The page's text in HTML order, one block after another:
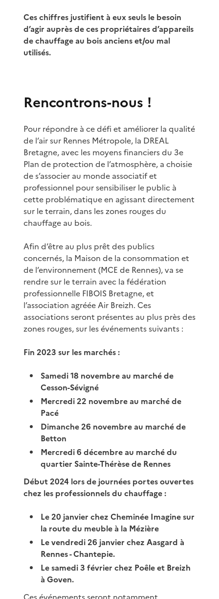
Ces chiffres justifient à eux seuls le besoin
d’agir auprès de ces propriétaires d’appareils
de chauffage au bois anciens et/ou mal
utilisés.
Rencontrons-nous !
Pour répondre à ce défi et améliorer la qualité
de l’air sur Rennes Métropole, la DREAL
Bretagne, avec les moyens financiers du 3e
Plan de protection de l’atmosphère, a choisie
de s’associer au monde associatif et
professionnel pour sensibiliser le public à
cette problématique en agissant directement
sur le terrain, dans les zones rouges du
chauffage au bois.
Afin d’être au plus prêt des publics
concernés, la Maison de la consommation et
de l’environnement (MCE de Rennes), va se
rendre sur le terrain avec la fédération
professionnelle FIBOIS Bretagne, et
l’association agréée Air Breizh. Ces
associations seront présentes au plus près des
zones rouges, sur les événements suivants :
Fin 2023 sur les marchés :
Samedi 18 novembre au marché de
Cesson-Sévigné
Mercredi 22 novembre au marché de
Pacé
Dimanche 26 novembre au marché de
Betton
Mercredi 6 décembre au marché du
quartier Sainte-Thérèse de Rennes
Début 2024 lors de journées portes ouvertes
chez les professionnels du chauffage :
Le 20 janvier chez Cheminée Imagine sur
la route du meuble à la Mézière
Le vendredi 26 janvier chez Aasgard à
Rennes - Chantepie.
Le samedi 3 février chez Poêle et Breizh
à Goven.